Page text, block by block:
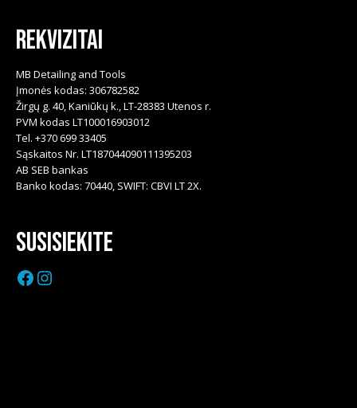
Rekvizitai
MB Detailing and Tools
Įmonės kodas: 306782582
Žirgų g. 40, Kaniūkų k., LT-28383 Utenos r.
PVM kodas LT100016903012
Tel. +370 699 33405
Sąskaitos Nr. LT187044090111395203
AB SEB bankas
Banko kodas: 70440, SWIFT: CBVI LT 2X.
Susisiekite
Facebook
Instagram